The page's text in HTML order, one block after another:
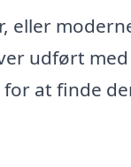
eller
udført
at finde